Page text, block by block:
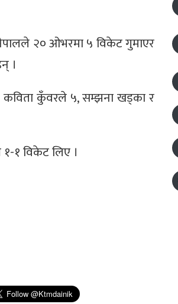
२० ओभरमा ५ विकेट गुमाएर
।
कविता कुँवरले ५, सम्झना खड्का र
१ विकेट लिए ।